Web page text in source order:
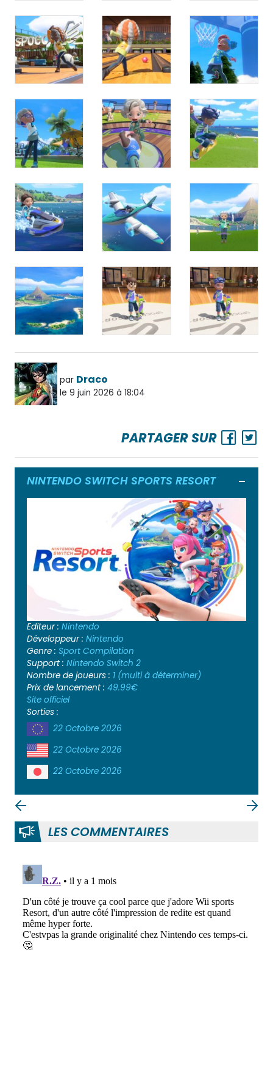
par Draco
le 9 juin 2026 à 18:04
PARTAGER SUR
NINTENDO SWITCH SPORTS RESORT
Editeur : Nintendo
Développeur : Nintendo
Genre : Sport Compilation
Support : Nintendo Switch 2
Nombre de joueurs : 1 (multi à déterminer)
Prix de lancement : 49.99€
Site officiel
Sorties :
22 Octobre 2026
22 Octobre 2026
22 Octobre 2026
LES COMMENTAIRES